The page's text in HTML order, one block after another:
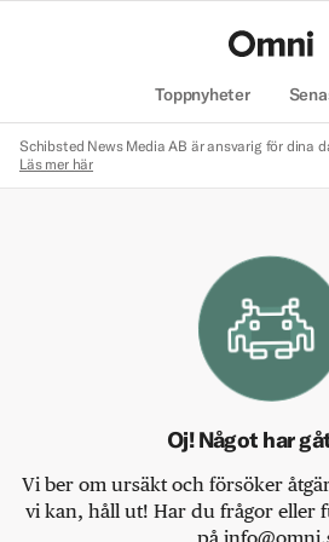
Toppnyheter
Schibsted News Media AB är ansvarig för dina
Läs mer här
Oj! Något har
Vi ber om ursäkt och försöker
vi kan, håll ut! Har du frågor eller